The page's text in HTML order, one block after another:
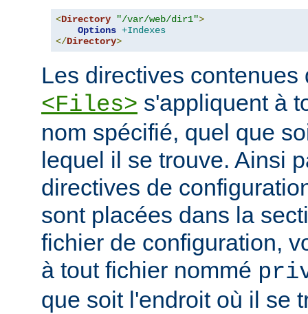
<Directory "/var/web/dir1">
Options +Indexes
</Directory>
Les directives contenues
<Files> s'appliquent à
nom spécifié, quel que
lequel il se trouve. Ainsi
directives de
sont placées dans la
fichier de configuration,
à tout fichier nommé
que soit l'endroit où il se